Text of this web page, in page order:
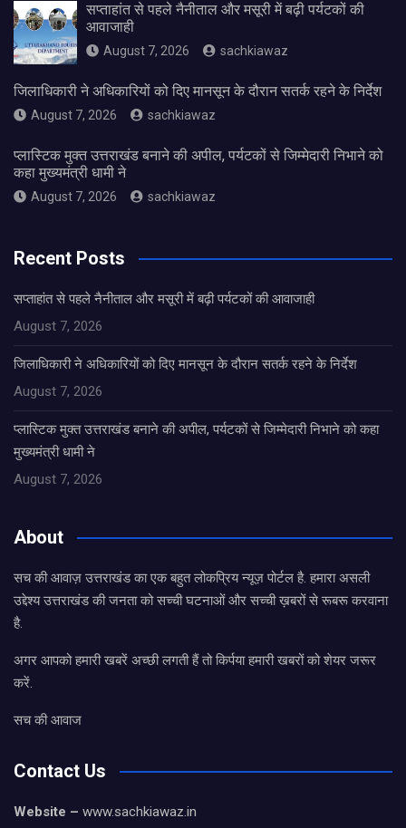
सप्ताहांत से पहले नैनीताल और मसूरी में बढ़ी पर्यटकों की
आवाजाही
August 7, 2026 sachkiawaz
जिलाधिकारी ने अधिकारियों को दिए मानसून के दौरान सतर्क रहने के निर्देश
August 7, 2026 sachkiawaz
प्लास्टिक मुक्त उत्तराखंड बनाने की अपील, पर्यटकों से जिम्मेदारी निभाने को
कहा मुख्यमंत्री धामी ने
August 7, 2026 sachkiawaz
Recent Posts
सप्ताहांत से पहले नैनीताल और मसूरी में बढ़ी पर्यटकों की आवाजाही
August 7, 2026
जिलाधिकारी ने अधिकारियों को दिए मानसून के दौरान सतर्क रहने के निर्देश
August 7, 2026
प्लास्टिक मुक्त उत्तराखंड बनाने की अपील, पर्यटकों से जिम्मेदारी निभाने को कहा
मुख्यमंत्री धामी ने
August 7, 2026
About
सच की आवाज़ उत्तराखंड का एक बहुत लोकप्रिय न्यूज़ पोर्टल है. हमारा असली
उद्देश्य उत्तराखंड की जनता को सच्ची घटनाओं और सच्ची ख़बरों से रूबरू करवाना
है.
अगर आपको हमारी खबरें अच्छी लगती हैं तो किर्पया हमारी खबरों को शेयर जरूर
करें.
सच की आवाज
Contact Us
Website – www.sachkiawaz.in